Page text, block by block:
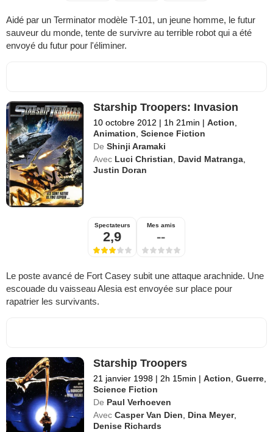
Aidé par un Terminator modèle T-101, un jeune homme, le futur
sauveur du monde, tente de survivre au terrible robot qui a été
envoyé du futur pour l'éliminer.
Starship Troopers: Invasion
10 octobre 2012 | 1h 21min | Action
Animation ,Science Fiction
De Shinji Aramaki
Avec Luci Christian David Matranga
Justin Doran
Spectateurs
2,9
Mes amis
--
Le poste avancé de Fort Casey subit une attaque arachnide. Une
escouade du vaisseau Alesia est envoyée sur place pour
rapatrier les survivants.
Starship Troopers
21 janvier 1998 | 2h 15min | Action ,Guerre
Science Fiction
De Paul Verhoeven
Avec Casper Van Dien Dina Meyer,
Denise Richards